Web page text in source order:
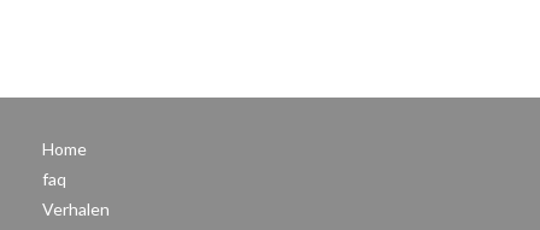
Home
faq
Verhalen